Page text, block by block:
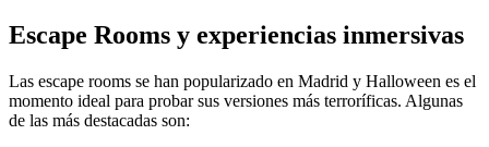
Escape Rooms y experiencias inmersivas
Las escape rooms se han popularizado en Madrid y Halloween es el
momento ideal para probar sus versiones más terroríficas. Algunas
de las más destacadas son: